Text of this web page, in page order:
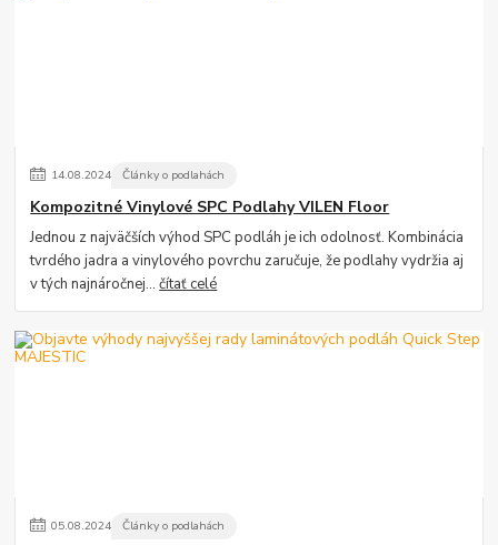
14.08.2024 Články o podlahách
Kompozitné Vinylové SPC Podlahy VILEN Floor
Jednou z najväčších výhod SPC podláh je ich odolnosť. Kombinácia
tvrdého jadra a vinylového povrchu zaručuje, že podlahy vydržia aj
v tých najnáročnej...čítať celé
05.08.2024 Články o podlahách